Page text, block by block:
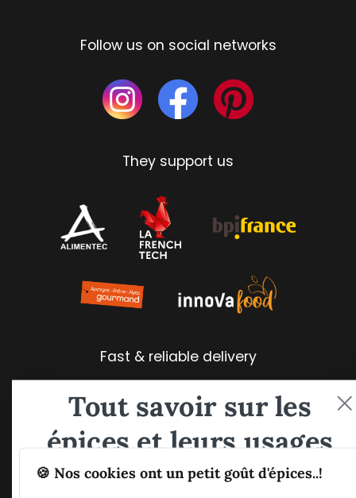
Follow us on social networks
They support us
Fast & reliable delivery
🍪 Nos cookies ont un petit goût d'épices..!
Tout savoir sur les
épices et leurs usages
Guide PDF offert !